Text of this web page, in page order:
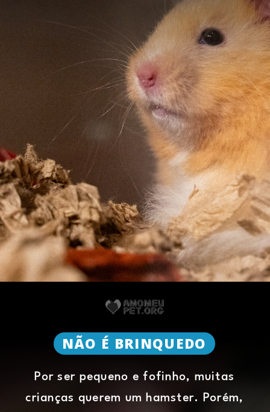
Por ser pequeno e fofinho, muitas
crianças querem um hamster. Porém,
NÃO É BRINQUEDO